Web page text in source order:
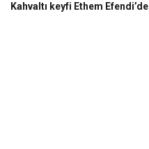
Kahvaltı keyfi Ethem Efendi’de